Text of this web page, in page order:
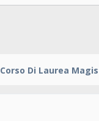
Corso Di Laurea